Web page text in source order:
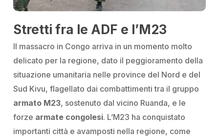
Stretti fra le ADF e l’M23
Il massacro in Congo arriva in un momento molto
delicato per la regione, dato il peggioramento della
situazione umanitaria nelle province del Nord e del
Sud Kivu,flagellato dai combattimenti tra il gruppo
armato M23, sostenuto dal vicino Ruanda, e le
forze armate congolesi. L’M23 ha conquistato
importanti città e avamposti nella regione, come